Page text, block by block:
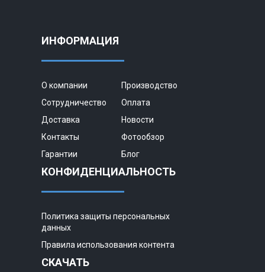
ИНФОРМАЦИЯ
О компании
Производство
Сотрудничество
Оплата
Доставка
Новости
Контакты
Фотообзор
Гарантии
Блог
КОНФИДЕНЦИАЛЬНОСТЬ
Политика защиты персональных
данных
Правила использования контента
СКАЧАТЬ